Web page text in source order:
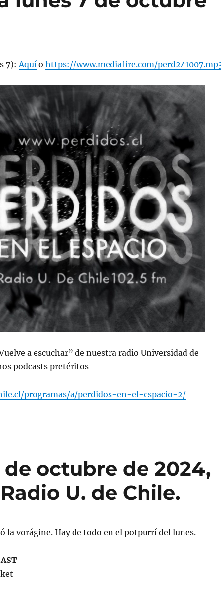
7):Aquío https://www.mediafire.com/
a escuchar” de nuestra radio Universidad de
podcasts pretéritos
programas/a/perdidos-en-el-espacio-2/
octubre de 2024,
U. de Chile.
la vorágine. Hay de todo en el potpurrí del lunes.